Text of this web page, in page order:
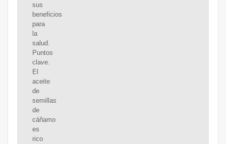
sus
beneficios
para
la
salud.
Puntos
clave.
El
aceite
de
semillas
de
cáñamo
es
rico